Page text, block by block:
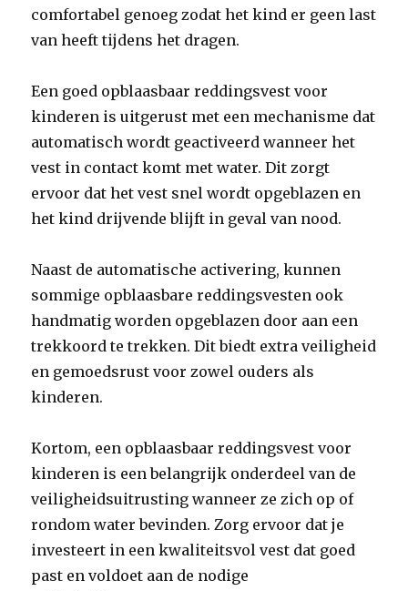
comfortabel genoeg zodat het kind er geen last
van heeft tijdens het dragen.
Een goed opblaasbaar reddingsvest voor
kinderen is uitgerust met een mechanisme dat
automatisch wordt geactiveerd wanneer het
vest in contact komt met water. Dit zorgt
ervoor dat het vest snel wordt opgeblazen en
het kind drijvende blijft in geval van nood.
Naast de automatische activering, kunnen
sommige opblaasbare reddingsvesten ook
handmatig worden opgeblazen door aan een
trekkoord te trekken. Dit biedt extra veiligheid
en gemoedsrust voor zowel ouders als
kinderen.
Kortom, een opblaasbaar reddingsvest voor
kinderen is een belangrijk onderdeel van de
veiligheidsuitrusting wanneer ze zich op of
rondom water bevinden. Zorg ervoor dat je
investeert in een kwaliteitsvol vest dat goed
past en voldoet aan de nodige